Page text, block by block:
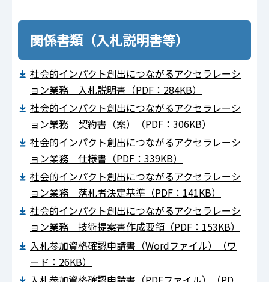
関係書類（入札説明書等）
社会的インパクト創出につながるアクセラレーシ
ョン業務 入札説明書（PDF：284KB）
社会的インパクト創出につながるアクセラレーシ
ョン業務 契約書（案）（PDF：306KB）
社会的インパクト創出につながるアクセラレーシ
ョン業務 仕様書（PDF：339KB）
社会的インパクト創出につながるアクセラレーシ
ョン業務 落札者決定基準（PDF：141KB）
社会的インパクト創出につながるアクセラレーシ
ョン業務 技術提案書作成要領（PDF：153KB）
入札参加資格確認申請書（Wordファイル）（ワ
ード：26KB）